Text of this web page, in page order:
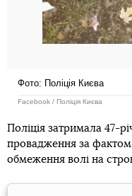
Фото: Поліція Києва
Facebook / Поліція Києва
Поліція затримала 47-
провадження за фактом
обмеження волі на